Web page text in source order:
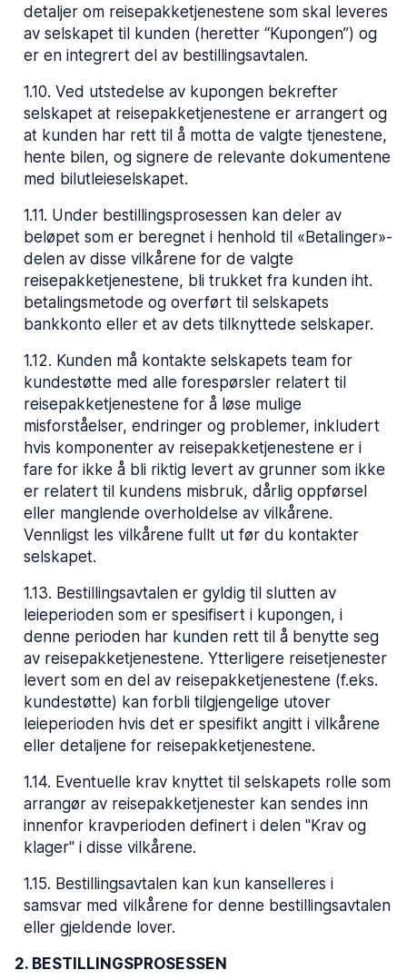
detaljer om reisepakketjenestene som skal leveres
av selskapet til kunden (heretter “Kupongen”) og
er en integrert del av bestillingsavtalen.
1.10. Ved utstedelse av kupongen bekrefter
selskapet at reisepakketjenestene er arrangert og
at kunden har rett til å motta de valgte tjenestene,
hente bilen, og signere de relevante dokumentene
med bilutleieselskapet.
1.11. Under bestillingsprosessen kan deler av
beløpet som er beregnet i henhold til «Betalinger»-
delen av disse vilkårene for de valgte
reisepakketjenestene, bli trukket fra kunden iht.
betalingsmetode og overført til selskapets
bankkonto eller et av dets tilknyttede selskaper.
1.12. Kunden må kontakte selskapets team for
kundestøtte med alle forespørsler relatert til
reisepakketjenestene for å løse mulige
misforståelser, endringer og problemer, inkludert
hvis komponenter av reisepakketjenestene er i
fare for ikke å bli riktig levert av grunner som ikke
er relatert til kundens misbruk, dårlig oppførsel
eller manglende overholdelse av vilkårene.
Vennligst les vilkårene fullt ut før du kontakter
selskapet.
1.13. Bestillingsavtalen er gyldig til slutten av
leieperioden som er spesifisert i kupongen, i
denne perioden har kunden rett til å benytte seg
av reisepakketjenestene. Ytterligere reisetjenester
levert som en del av reisepakketjenestene (f.eks.
kundestøtte) kan forbli tilgjengelige utover
leieperioden hvis det er spesifikt angitt i vilkårene
eller detaljene for reisepakketjenestene.
1.14. Eventuelle krav knyttet til selskapets rolle som
arrangør av reisepakketjenester kan sendes inn
innenfor kravperioden definert i delen "Krav og
klager" i disse vilkårene.
1.15. Bestillingsavtalen kan kun kanselleres i
samsvar med vilkårene for denne bestillingsavtalen
eller gjeldende lover.
2. BESTILLINGSPROSESSEN